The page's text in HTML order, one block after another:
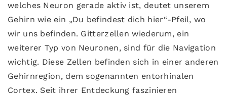
welches Neuron gerade aktiv ist, deutet unserem
Gehirn wie ein „Du befindest dich hier“-Pfeil, wo
wir uns befinden. Gitterzellen wiederum, ein
weiterer Typ von Neuronen, sind für die Navigation
wichtig. Diese Zellen befinden sich in einer anderen
Gehirnregion, dem sogenannten entorhinalen
Cortex. Seit ihrer Entdeckung faszinieren